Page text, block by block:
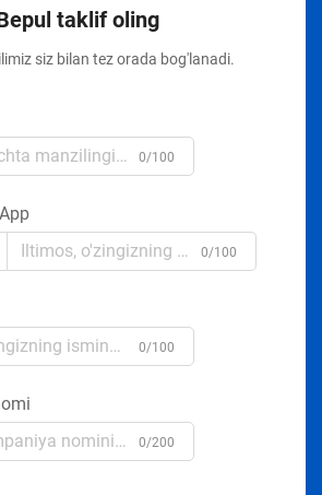
taklif oling
siz bilan tez orada bog'lanadi.
0/100
0/100
0/100
0/200